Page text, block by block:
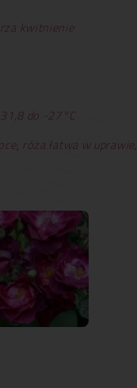
kwitnienie
do -27°C
, róża łatwa w uprawie,